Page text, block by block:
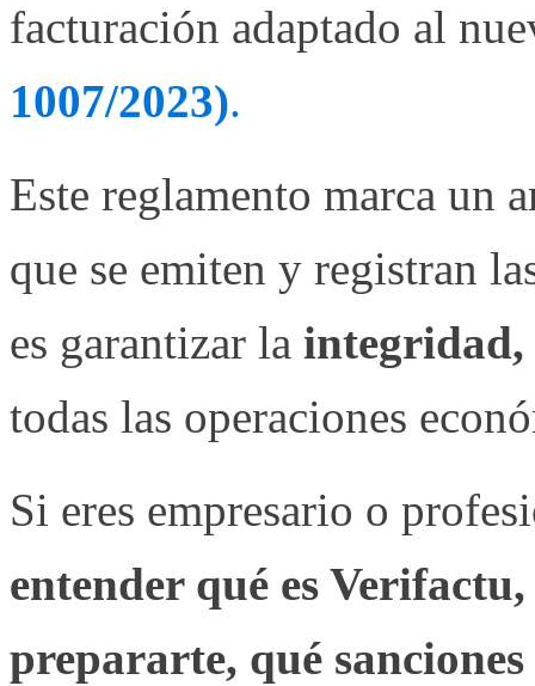
facturación adaptado al
1007/2023).
Este reglamento marca un
que se emiten y registran
es garantizar la
todas las operaciones
Si eres empresario o
entender qué es
prepararte, qué